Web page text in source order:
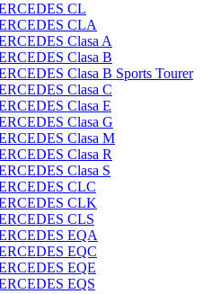
CL
CLA
Clasa A
Clasa B
Clasa B Sports Tourer
Clasa C
Clasa E
Clasa G
Clasa M
Clasa R
Clasa S
CLC
CLK
CLS
EQA
EQC
EQE
EQS